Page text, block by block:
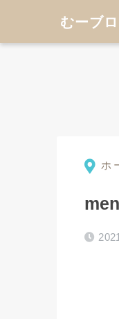
むーブ
ホ